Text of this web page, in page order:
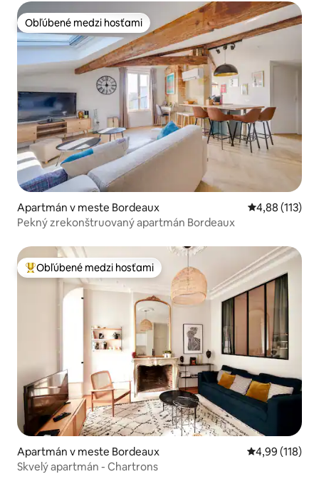
Obľúbené medzi hosťami
Obľúbené medzi hosťami
Apartmán v meste Bordeaux Priemerné
4,88 (113)
Pekný zrekonštruovaný apartmán Bordeaux
Najobľúbenejšie medzi hosťami
Obľúbené medzi hosťami
Apartmán v meste Bordeaux Priemerné
4,99 (118)
Skvelý apartmán - Chartrons